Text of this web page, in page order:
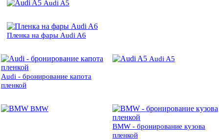
Audi A5
Пленка на фары Audi A6
Audi - бронирование капота
пленкой
Audi A5
BMW
BMW - бронирование кузова
пленкой